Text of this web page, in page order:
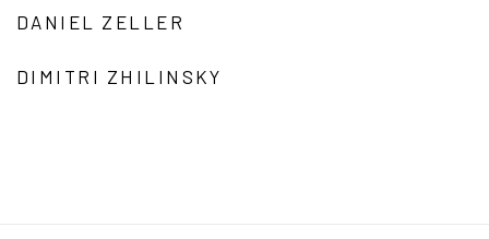
DANIEL ZELLER
DIMITRI ZHILINSKY